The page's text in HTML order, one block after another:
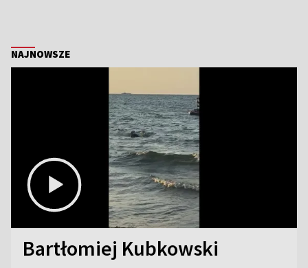
NAJNOWSZE
Bartłomiej Kubkowski